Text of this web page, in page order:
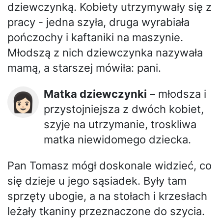
dziewczynką. Kobiety utrzymywały się z
pracy - jedna szyła, druga wyrabiała
pończochy i kaftaniki na maszynie.
Młodszą z nich dziewczynka nazywała
mamą, a starszej mówiła: pani.
👩🏻 Matka dziewczynki – młodsza i
przystojniejsza z dwóch kobiet,
szyje na utrzymanie, troskliwa
matka niewidomego dziecka.
Pan Tomasz mógł doskonale widzieć, co
się dzieje u jego sąsiadek. Były tam
sprzęty ubogie, a na stołach i krzesłach
leżały tkaniny przeznaczone do szycia.